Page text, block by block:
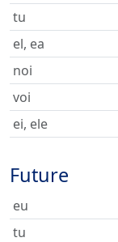
tu
el, ea
noi
voi
ei, ele
Future
eu
tu